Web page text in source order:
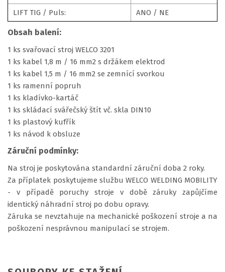
LIFT TIG / Puls: ANO / NE
Obsah balení:
1 ks svařovací stroj WELCO 3201
1 ks kabel 1,8 m / 16 mm2 s držákem elektrod
1 ks kabel 1,5 m / 16 mm2 se zemnící svorkou
1 ks ramenní popruh
1 ks kladívko-kartáč
1 ks skládací svářečský štít vč. skla DIN10
1 ks plastový kufřík
1 ks návod k obsluze
Záruční podmínky:
Na stroj je poskytována standardní záruční doba 2 roky.
Za příplatek poskytujeme službu WELCO WELDING MOBILITY
- v případě poruchy stroje v době záruky zapůjčíme
identický náhradní stroj po dobu opravy.
Záruka se nevztahuje na mechanické poškození stroje a na
poškození nesprávnou manipulací se strojem.